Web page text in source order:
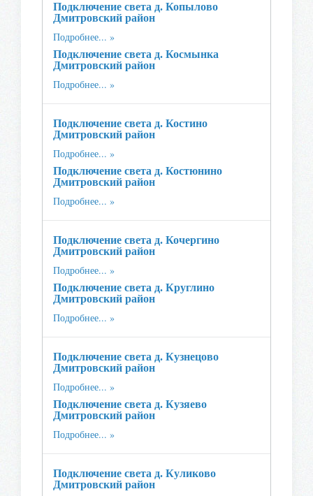
Подключение света д. Копылово
Дмитровский район
Подробнее...
Подключение света д. Космынка
Дмитровский район
Подробнее...
Подключение света д. Костино
Дмитровский район
Подробнее...
Подключение света д. Костюнино
Дмитровский район
Подробнее...
Подключение света д. Кочергино
Дмитровский район
Подробнее...
Подключение света д. Круглино
Дмитровский район
Подробнее...
Подключение света д. Кузнецово
Дмитровский район
Подробнее...
Подключение света д. Кузяево
Дмитровский район
Подробнее...
Подключение света д. Куликово
Дмитровский район